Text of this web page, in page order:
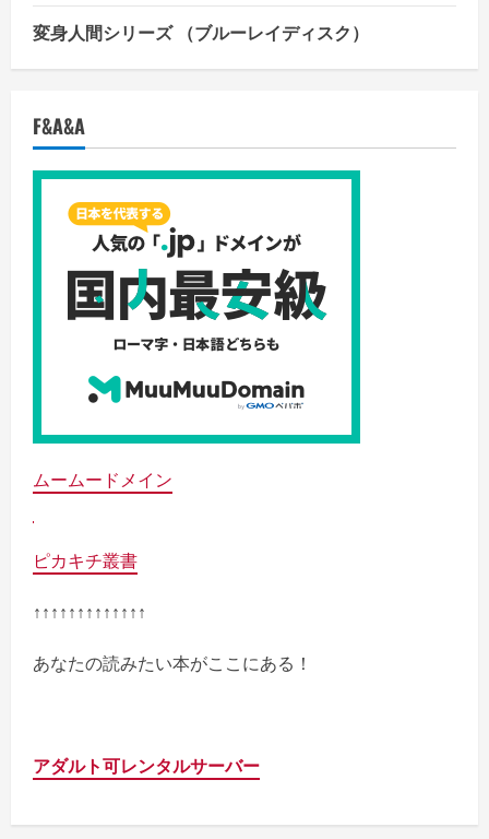
変身人間シリーズ （ブルーレイディスク）
F&A&A
ムームードメイン
ピカキチ叢書
↑↑↑↑↑↑↑↑↑↑↑↑↑
あなたの読みたい本がここにある！
アダルト可レンタルサーバー